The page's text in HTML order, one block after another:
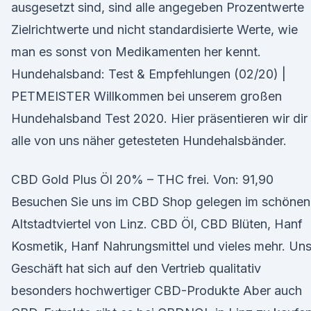
ausgesetzt sind, sind alle angegeben Prozentwerte
Zielrichtwerte und nicht standardisierte Werte, wie
man es sonst von Medikamenten her kennt.
Hundehalsband: Test & Empfehlungen (02/20) |
PETMEISTER Willkommen bei unserem großen
Hundehalsband Test 2020. Hier präsentieren wir dir
alle von uns näher getesteten Hundehalsbänder.
CBD Gold Plus Öl 20% – THC frei. Von: 91,90
Besuchen Sie uns im CBD Shop gelegen im schönen
Altstadtviertel von Linz. CBD Öl, CBD Blüten, Hanf
Kosmetik, Hanf Nahrungsmittel und vieles mehr.
Geschäft hat sich auf den Vertrieb qualitativ
besonders hochwertiger CBD-Produkte Aber auch